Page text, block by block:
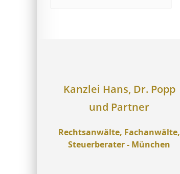
Kanzlei Hans, Dr. Popp
und Partner
Rechtsanwälte, Fachanwälte,
Steuerberater - München